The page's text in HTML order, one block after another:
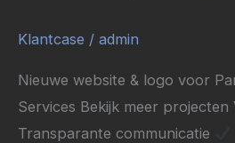
Klantcase / admin
Nieuwe website & logo voor
Services Bekijk meer
Transparante communicatie